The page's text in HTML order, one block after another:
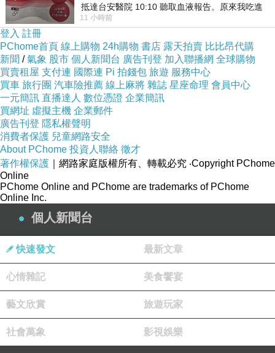
抵達台安醫院 10:10 聽取血液報告。原來我吃進
去的 B12 彌可保並非沒有吸收而是超
11 小時前
登入 註冊
PChome首頁 線上購物 24h購物 書店 露天拍賣 比比昂代購
新聞 /氣象 股市 個人新聞台 廣告刊登 加入聯播網 全球購物
買賣租屋 支付連 國際連 Pi 拍錢包 旅遊 服務中心
買車 旅行團 汽車險推薦 線上麻將 雜誌 星座命理 會員中心
一元簡訊 直播達人 數位憑證 企業簡訊
買網址 虛擬主機 企業郵件
廣告刊登 隱私權聲明
消費者保護 兒童網路安全
About PChome 投資人聯絡 徵才
著作權保護 ｜網路家庭版權所有、轉載必究 ‧Copyright PChome
Online
PChome Online and PChome are trademarks of PChome
Online Inc.
個人新聞台
快速發文 最新文章
心情雜記 美食饗宴
藝文欣賞 旅遊玩家
社會萬象 影視娛樂